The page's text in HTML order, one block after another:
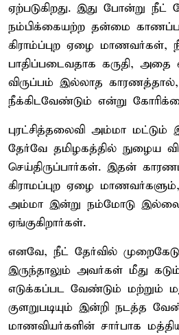
ஏற்படுகிறது. இது போன்று நீட்
நம்பிக்கையற்ற தன்மை
கிராம்ப்புற ஏழை மாணவர்கள்,
பாதிப்படைவதாக கருதி,
விருப்பம் இல்லாத
நீக்கிடவேண்டும் என்று
புரட்சித்தலைவி அம்மா மட்டும்
தேர்வே தமிழகத்தில் நுழைய
செய்திருப்பார்கள். இதன்
கிராமப்புற ஏழை
அம்மா இன்று நம்மோடு
ஏங்குகிறார்கள்.
எனவே, நீட் தேர்வில்
இருந்தாலும் அவர்கள் மீது
எடுக்கப்பட வேண்டும் மற்றும்
குளறுபடியும் இன்றி நடத்த
மாணவியர்களின் சார்பாக